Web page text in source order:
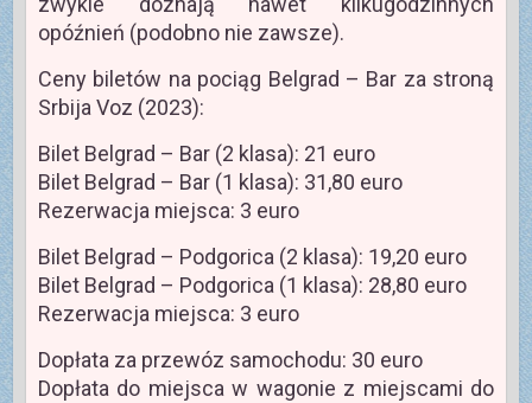
opóźnień (podobno nie zawsze).
Ceny biletów na pociąg Belgrad – Bar za stroną
Srbija Voz (2023):
Bilet Belgrad – Bar (2 klasa): 21 euro
Bilet Belgrad – Bar (1 klasa): 31,80 euro
Rezerwacja miejsca: 3 euro
Bilet Belgrad – Podgorica (2 klasa): 19,20 euro
Bilet Belgrad – Podgorica (1 klasa): 28,80 euro
Rezerwacja miejsca: 3 euro
Dopłata za przewóz samochodu: 30 euro
Dopłata do miejsca w wagonie z miejscami do